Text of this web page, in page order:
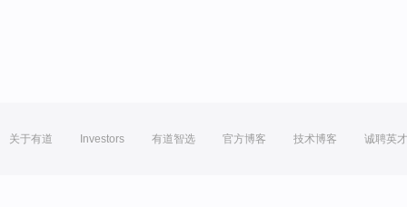
关于有道 Investors 有道智选 官方博客 技术博客 诚聘英才